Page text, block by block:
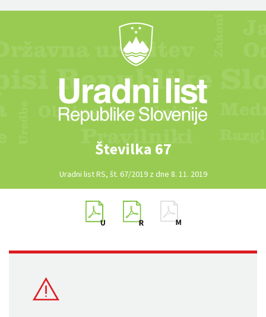
Številka 67
Uradni list RS, št. 67/2019 z dne 8. 11. 2019